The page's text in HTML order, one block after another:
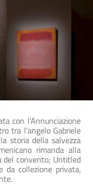
con l’Annunciazione
tra l’angelo Gabriele
storia della salvezza
rimanda alla
del convento; Untitled
da collezione privata,